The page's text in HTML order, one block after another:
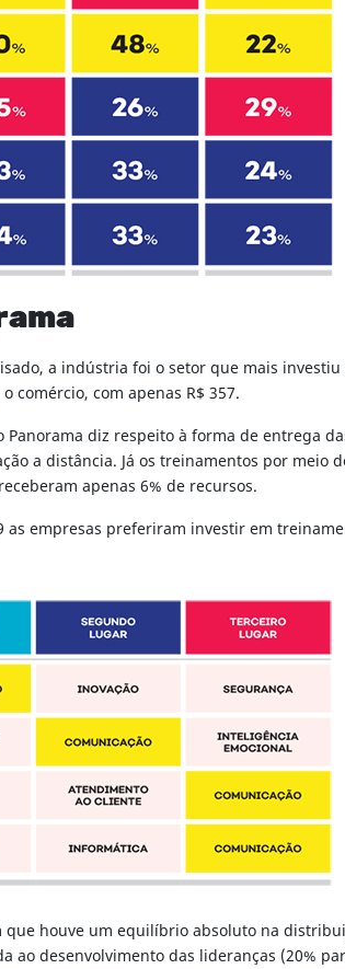
a indústria foi o setor que mais
comércio, com apenas R$ 357.
diz respeito à forma de entrega
a distância. Já os treinamentos por
apenas 6% de recursos.
as empresas preferiram investir em
que houve um equilíbrio absoluto na
ao desenvolvimento das lideranças (20%